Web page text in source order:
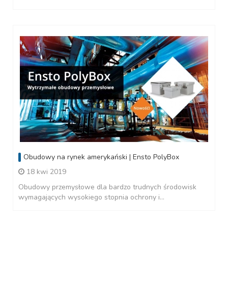
Obudowy na rynek amerykański | Ensto PolyBox
18 kwi 2019
Obudowy przemysłowe dla bardzo trudnych środowisk
wymagających wysokiego stopnia ochrony i...